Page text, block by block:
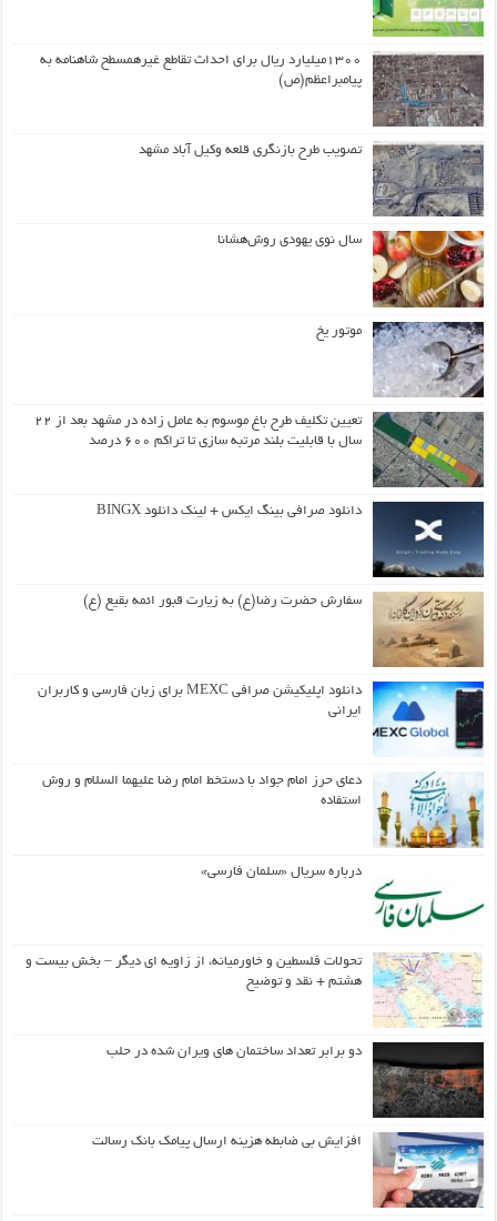
۱۳۰۰میلیارد ریال برای احداث تقاطع غیرهمسطح شاهنامه به
پیامبراعظم(ص)
تصویب طرح بازنگری قلعه وکیل آباد مشهد
سال نوی یهودی روش‌هشانا
موتور یخ
تعیین تکلیف طرح باغ موسوم به عامل زاده در مشهد بعد از ۲۲
سال با قابلیت بلند مرتبه سازی تا تراکم ۶۰۰ درصد
دانلود صرافی بینگ ایکس + لینک دانلود BINGX
سفارش حضرت رضا(ع) به زیارت قبور ائمه بقیع (ع)
دانلود اپلیکیشن صرافی MEXC برای زبان فارسی و کاربران
ایرانی
دعای حرز امام جواد با دستخط امام رضا علیهما السلام و روش
استفاده
درباره سریال «سلمان فارسی»
تحولات فلسطین و خاورمیانه، از زاویه ای دیگر – بخش بیست و
هشتم + نقد و توضیح
دو برابر تعداد ساختمان های ویران شده در حلب
افزایش بی ضابطه هزینه ارسال پیامک بانک رسالت